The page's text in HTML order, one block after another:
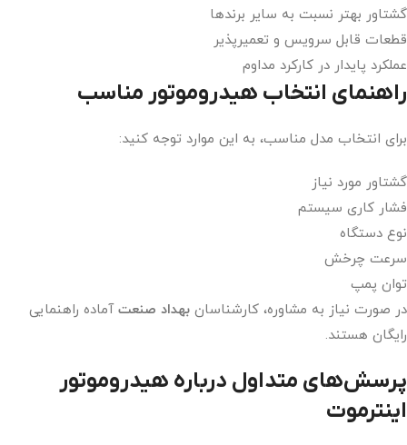
گشتاور بهتر نسبت به سایر برندها
قطعات قابل سرویس و تعمیرپذیر
عملکرد پایدار در کارکرد مداوم
راهنمای انتخاب هیدروموتور مناسب
برای انتخاب مدل مناسب، به این موارد توجه کنید:
گشتاور مورد نیاز
فشار کاری سیستم
نوع دستگاه
سرعت چرخش
توان پمپ
در صورت نیاز به مشاوره، کارشناسان بهداد صنعتآماده راهنمایی
رایگان هستند.
پرسش‌های متداول درباره هیدروموتور
اینترموت